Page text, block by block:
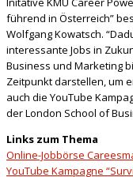
führend in Österreich”
Wolfgang Kowatsch.
interessante Jobs in
Business und Marketing
Zeitpunkt darstellen, um
auch die YouTube
der London School of
Links zum Thema
Online-Jobbörse
YouTube Kampagne